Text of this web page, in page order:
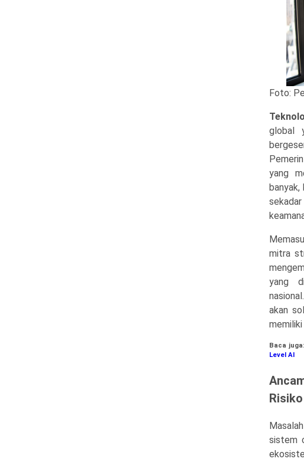
Foto:
global
yang
sekadar
mitra
yang
akan
Baca juga:
Level AI
sistem